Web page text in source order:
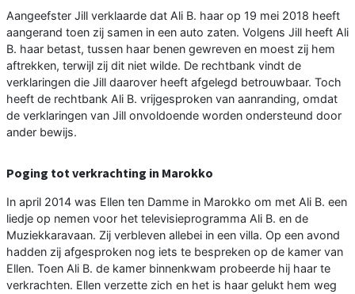
Aangeefster Jill verklaarde dat Ali B. haar op 19 mei 2018 heeft
aangerand toen zij samen in een auto zaten. Volgens Jill heeft Ali
B. haar betast, tussen haar benen gewreven en moest zij hem
aftrekken, terwijl zij dit niet wilde. De rechtbank vindt de
verklaringen die Jill daarover heeft afgelegd betrouwbaar. Toch
heeft de rechtbank Ali B. vrijgesproken van aanranding, omdat
de verklaringen van Jill onvoldoende worden ondersteund door
ander bewijs.
Poging tot verkrachting in Marokko
In april 2014 was Ellen ten Damme in Marokko om met Ali B. een
liedje op nemen voor het televisieprogramma Ali B. en de
Muziekkaravaan. Zij verbleven allebei in een villa. Op een avond
hadden zij afgesproken nog iets te bespreken op de kamer van
Ellen. Toen Ali B. de kamer binnenkwam probeerde hij haar te
verkrachten. Ellen verzette zich en het is haar gelukt hem weg